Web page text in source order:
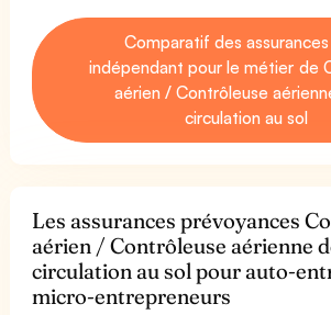
Comparatif des
indépendant pour le métier de
aérien / Contrôleuse
circulation au sol
Les assurances prévoyances
aérien / Contrôleuse aérienne
circulation au sol pour auto-
micro-entrepreneurs